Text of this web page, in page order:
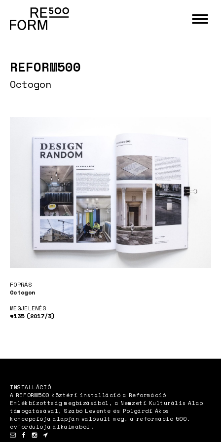
Project
Adoption
Magyar
REFORM500
Octogon
FORRÁS
Octogon
MEGJELENÉS
#135 (2017/3)
INSTALLÁCIÓ
A REFORM500 köztéri installáció a Reformáció
Emlékbizottság megbízásából, a Nemzeti Kulturális Alap
támogatásával, Szabó Levente és Polgárdi Ákos
koncepciója alapján valósult meg, a reformáció 500.
évfordulója alkalmából.